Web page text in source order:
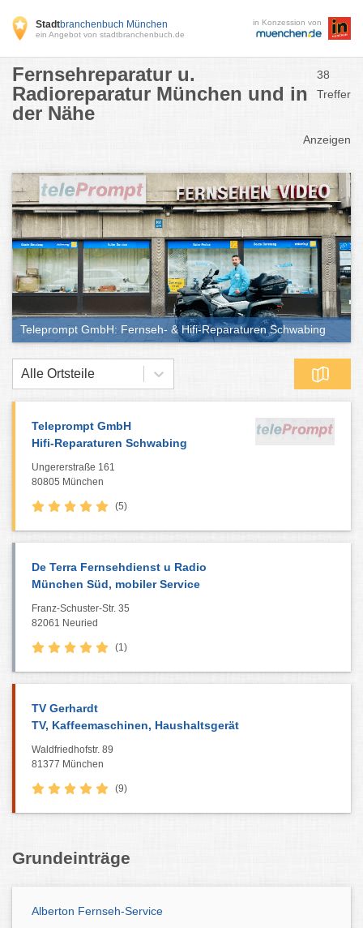
Stadtbranchenbuch München
ein Angebot von stadtbranchenbuch.de
in Konzession von
Fernsehreparatur u.
Radioreparatur München und in
der Nähe
38
Treffer
Anzeigen
Teleprompt GmbH: Fernseh- & Hifi-Reparaturen Schwabing
Alle Ortsteile
Teleprompt GmbH
Hifi-Reparaturen Schwabing
Ungererstraße 161
80805 München
(5)
De Terra Fernsehdienst u Radio
München Süd, mobiler Service
Franz-Schuster-Str. 35
82061 Neuried
(1)
TV Gerhardt
TV, Kaffeemaschinen, Haushaltsgerät
Waldfriedhofstr. 89
81377 München
(9)
Grundeinträge
Alberton Fernseh-Service